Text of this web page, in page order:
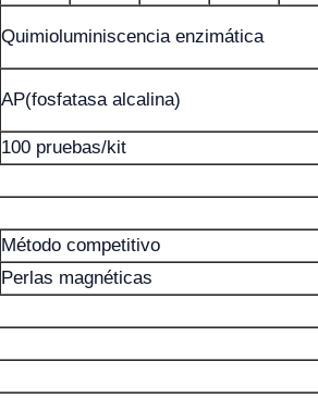
Quimioluminiscencia enzimática
AP(fosfatasa alcalina)
100 pruebas/kit
Método competitivo
Perlas magnéticas